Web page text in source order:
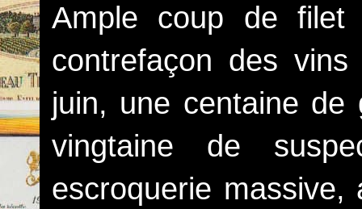
Ample coup de
contrefaçon des
juin, une centaine de
vingtaine de
escroquerie